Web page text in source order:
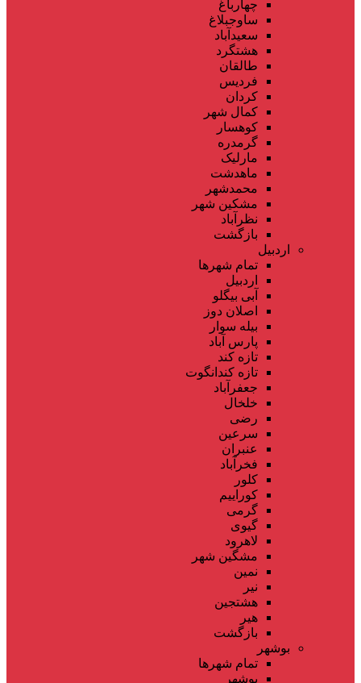
چهارباغ
ساوجبلاغ
سعیدآباد
هشتگرد
طالقان
فردیس
کردان
کمال شهر
کوهسار
گرمدره
مارلیک
ماهدشت
محمدشهر
مشکین شهر
نظرآباد
بازگشت
اردبیل
تمام شهر‌ها
اردبیل
آبی بیگلو
اصلان دوز
بیله سوار
پارس آباد
تازه کند
تازه کندانگوت
جعفرآباد
خلخال
رضی
سرعین
عنبران
فخرآباد
کلور
کوراییم
گرمی
گیوی
لاهرود
مشگین شهر
نمین
نیر
هشتجین
هیر
بازگشت
بوشهر
تمام شهر‌ها
بوشهر